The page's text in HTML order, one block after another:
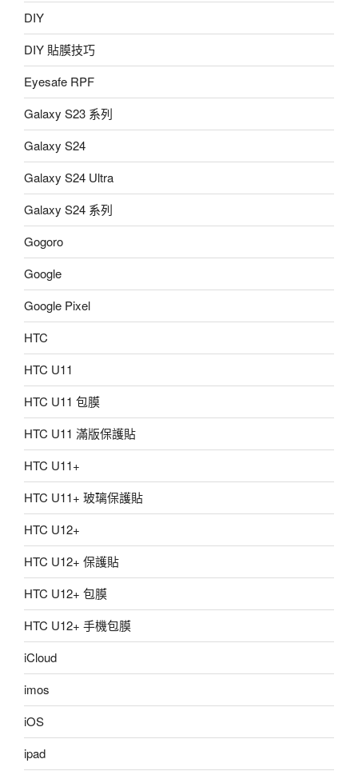
DIY
DIY 貼膜技巧
Eyesafe RPF
Galaxy S23 系列
Galaxy S24
Galaxy S24 Ultra
Galaxy S24 系列
Gogoro
Google
Google Pixel
HTC
HTC U11
HTC U11 包膜
HTC U11 滿版保護貼
HTC U11+
HTC U11+ 玻璃保護貼
HTC U12+
HTC U12+ 保護貼
HTC U12+ 包膜
HTC U12+ 手機包膜
iCloud
imos
iOS
ipad